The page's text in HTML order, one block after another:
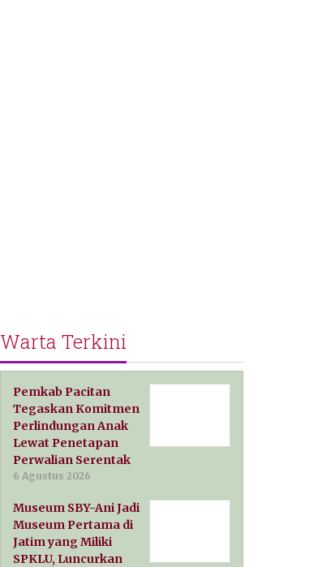
Warta Terkini
Pemkab Pacitan
Tegaskan Komitmen
Perlindungan Anak
Lewat Penetapan
Perwalian Serentak
6 Agustus 2026
Museum SBY-Ani Jadi
Museum Pertama di
Jatim yang Miliki
SPKLU, Luncurkan